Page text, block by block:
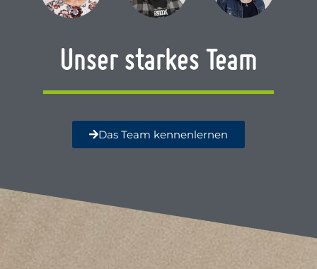
Unser starkes Team
Das Team kennenlernen